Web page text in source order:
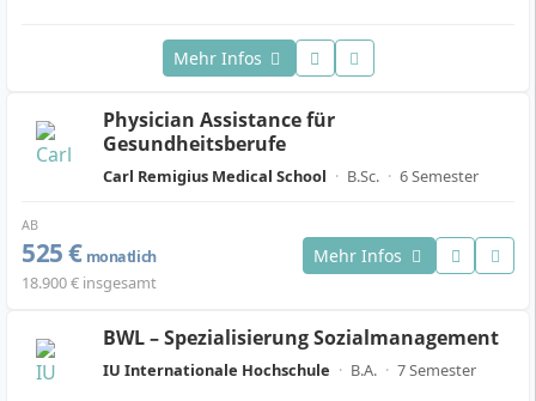
Mehr Infos
Physician Assistance für
Gesundheitsberufe
Carl Remigius Medical School · B.Sc. · 6 Semester
AB
525 € monatlich
18.900 € insgesamt
Mehr Infos
BWL – Spezialisierung Sozialmanagement
IU Internationale Hochschule · B.A. · 7 Semester